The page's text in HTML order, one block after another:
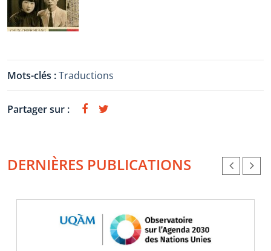
Mots-clés :Traductions
Partager sur :
DERNIÈRES PUBLICATIONS